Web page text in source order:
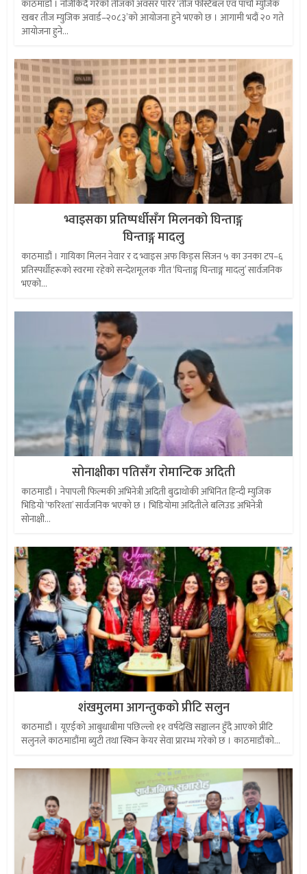
काठमाडौं । नजिकिँदै गरेको तीजको अवसर पारेर ‘तीज फेस्टिबल एवं पाँचौं म्युजिक
खबर तीज म्युजिक अवार्ड–२०८३’को आयोजना हुने भएको छ । आगामी भदौं २० गते
आयोजना हुने...
भ्वाइसका प्रतिष्पर्धीसँग मिलनको घिन्ताङ्ग
घिन्ताङ्ग मादलु
काठमाडौं । गायिका मिलन नेवार र द भ्वाइस अफ किड्स सिजन ५ का उनका टप–६
प्रतिस्पर्धीहरूको स्वरमा रहेको सन्देशमूलक गीत ‘घिन्ताङ्ग घिन्ताङ्ग मादलु’ सार्वजनिक
भएको...
सोनाक्षीका पतिसँग रोमान्टिक अदिती
काठमाडौं । नेपापली फिल्मकी अभिनेत्री अदिती बुढाथोकी अभिनित हिन्दी म्युजिक
भिडियो ‘फरिश्ता’ सार्वजनिक भएको छ । भिडियोमा अदितीले बलिउड अभिनेत्री
सोनाक्षी...
शंखमुलमा आगन्तुकको प्रीटि सलुन
काठमाडौं । यूएईको आबुधाबीमा पछिल्लो ११ वर्षदेखि सञ्चालन हुँदै आएको प्रीटि
सलुनले काठमाडौंमा ब्युटी तथा स्किन केयर सेवा प्रारम्भ गरेको छ । काठमाडौंको...